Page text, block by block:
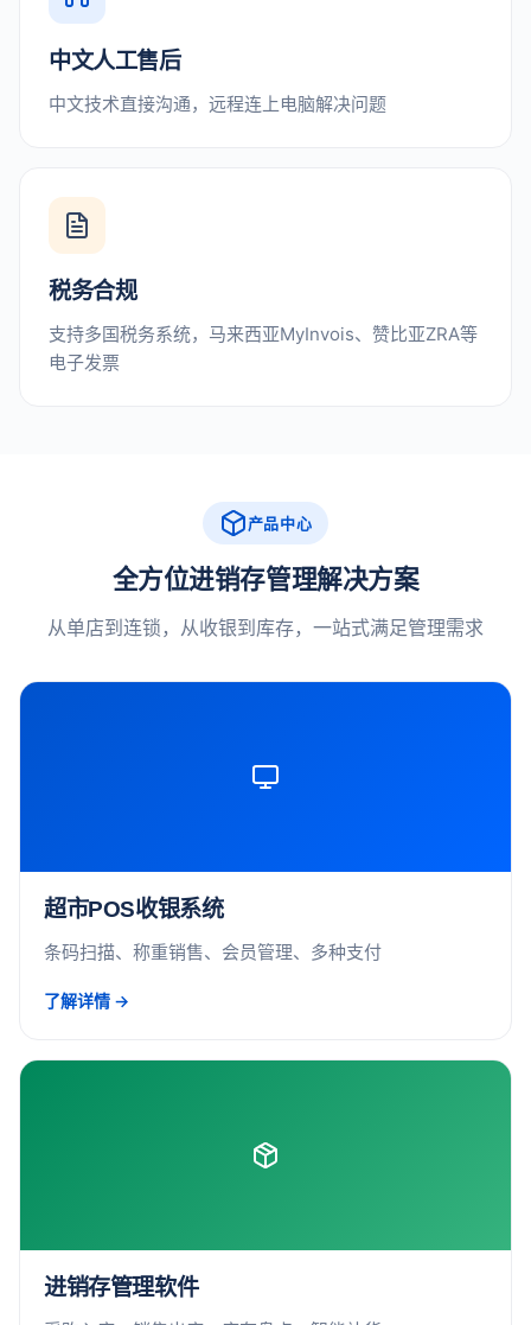
中文人工售后
中文技术直接沟通，远程连上电脑解决问题
税务合规
支持多国税务系统，马来西亚MyInvois、赞比亚ZRA等
电子发票
产品中心
全方位进销存管理解决方案
从单店到连锁，从收银到库存，一站式满足管理需求
超市POS收银系统
条码扫描、称重销售、会员管理、多种支付
了解详情 →
进销存管理软件